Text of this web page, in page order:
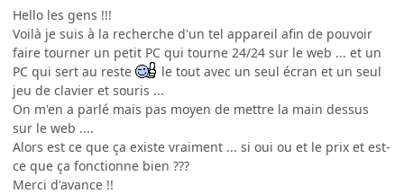
Hello les gens !!!
Voilà je suis à la recherche d'un tel appareil afin de pouvoir
faire tourner un petit PC qui tourne 24/24 sur le web ... et un
PC qui sert au reste
le tout avec un seul écran et un seul
jeu de clavier et souris ...
On m'en a parlé mais pas moyen de mettre la main dessus
sur le web ....
Alors est ce que ça existe vraiment ... si oui ou et le prix et est-
ce que ça fonctionne bien ???
Merci d'avance !!